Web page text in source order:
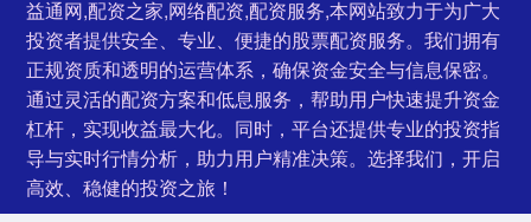
益通网,配资之家,网络配资,配资服务,本网站致力于为广大
投资者提供安全、专业、便捷的股票配资服务。我们拥有
正规资质和透明的运营体系，确保资金安全与信息保密。
通过灵活的配资方案和低息服务，帮助用户快速提升资金
杠杆，实现收益最大化。同时，平台还提供专业的投资指
导与实时行情分析，助力用户精准决策。选择我们，开启
高效、稳健的投资之旅！